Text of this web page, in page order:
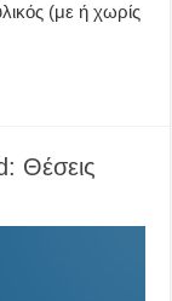
(με ή χωρίς
Θέσεις